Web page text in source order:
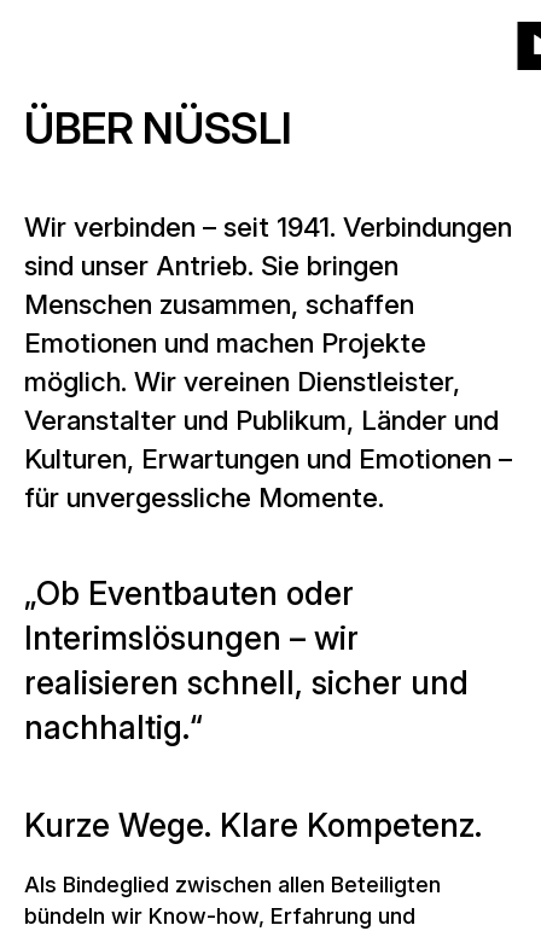
Über uns
News
Karriere
Kontakt
ÜBER NÜSSLI
Wir verbinden – seit 1941. Verbindungen
sind unser Antrieb. Sie bringen
Menschen zusammen, schaffen
Emotionen und machen Projekte
möglich. Wir vereinen Dienstleister,
Veranstalter und Publikum, Länder und
Kulturen, Erwartungen und Emotionen –
für unvergessliche Momente.
Ob Eventbauten oder
Interimslösungen – wir
realisieren schnell, sicher und
nachhaltig.
Kurze Wege. Klare Kompetenz.
Als Bindeglied zwischen allen Beteiligten
bündeln wir Know-how, Erfahrung und
Produkte
Jahr
Wann?
Ort
Wo?